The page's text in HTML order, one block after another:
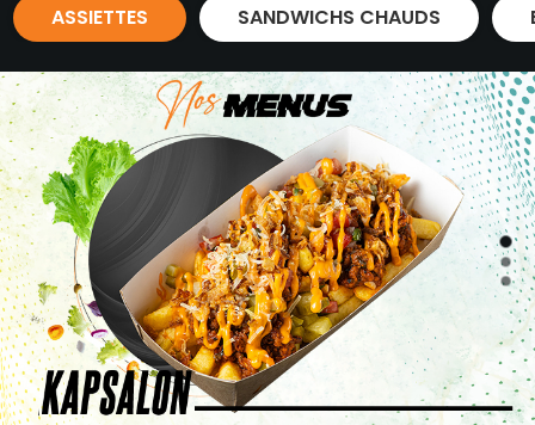
ASSIETTES SANDWICHS CHAUDS